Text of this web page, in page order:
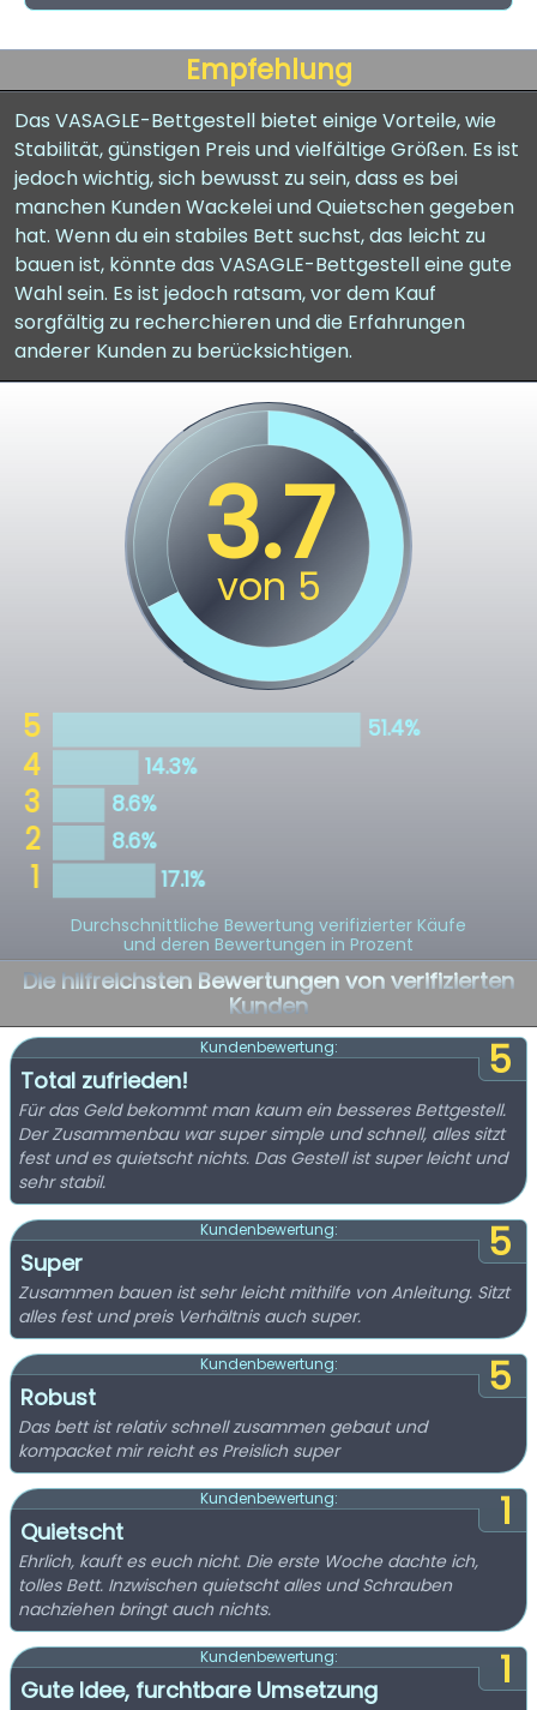
Empfehlung
Das VASAGLE-Bettgestell bietet einige Vorteile, wie
Stabilität, günstigen Preis und vielfältige Größen. Es ist
jedoch wichtig, sich bewusst zu sein, dass es bei
manchen Kunden Wackelei und Quietschen gegeben
hat. Wenn du ein stabiles Bett suchst, das leicht zu
bauen ist, könnte das VASAGLE-Bettgestell eine gute
Wahl sein. Es ist jedoch ratsam, vor dem Kauf
sorgfältig zu recherchieren und die Erfahrungen
anderer Kunden zu berücksichtigen.
Durchschnittliche Bewertung verifizierter Käufe
und deren Bewertungen in Prozent
Die hilfreichsten Bewertungen von verifizierten
Kunden
5
Kundenbewertung:
Total zufrieden!
Für das Geld bekommt man kaum ein besseres Bettgestell.
Der Zusammenbau war super simple und schnell, alles sitzt
fest und es quietscht nichts. Das Gestell ist super leicht und
sehr stabil.
5
Kundenbewertung:
Super
Zusammen bauen ist sehr leicht mithilfe von Anleitung. Sitzt
alles fest und preis Verhältnis auch super.
5
Kundenbewertung:
Robust
Das bett ist relativ schnell zusammen gebaut und
kompacket mir reicht es Preislich super
1
Kundenbewertung:
Quietscht
Ehrlich, kauft es euch nicht. Die erste Woche dachte ich,
tolles Bett. Inzwischen quietscht alles und Schrauben
nachziehen bringt auch nichts.
1
Kundenbewertung:
Gute Idee, furchtbare Umsetzung